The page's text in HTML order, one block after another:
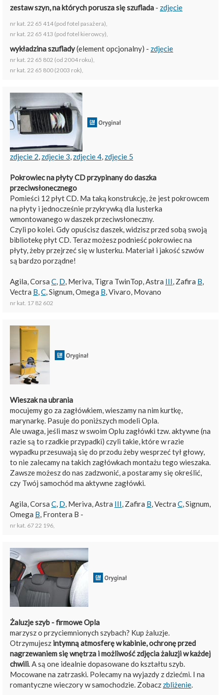
zestaw szyn, na których porusza się szuflada - zdjęcie
nr kat. 22 65 414 (pod fotel pasażera),
nr kat. 22 65 413 (pod fotel kierowcy),
wykładzina szuflady(element opcjonalny) - zdjęcie
nr kat. 22 65 802 (od 2004 roku),
nr kat. 22 65 800 (2003 rok),
zdjęcie 2, zdjęcie 3, zdjęcie 4, zdjęcie 5
Pokrowiec na płyty CD przypinany do daszka
przeciwsłonecznego
Pomieści 12 płyt CD. Ma taką konstrukcję, że jest pokrowcem
na płyty i jednocześnie przykrywką dla lusterka
wmontowanego w daszek przeciwsłoneczny.
Czyli po kolei. Gdy opuścisz daszek, widzisz przed sobą swoją
bibliotekę płyt CD. Teraz możesz podnieść pokrowiec na
płyty, żeby przejrzeć się w lusterku. Materiał i jakość szwów
są bardzo porządne!
Agila, Corsa C, D, Meriva, Tigra TwinTop, Astra III, Zafira B,
Vectra B,C, Signum, Omega B, Vivaro, Movano
nr kat. 17 82 602
Wieszak na ubrania
mocujemy go za zagłówkiem, wieszamy na nim kurtkę,
marynarkę. Pasuje do poniższych modeli Opla.
Ale uwaga, jeśli masz w swoim Oplu zagłówki tzw. aktywne (na
razie są to rzadkie przypadki) czyli takie, które w razie
wypadku przesuwają się do przodu żeby wesprzeć tył głowy,
to nie zalecamy na takich zagłówkach montażu tego wieszaka.
Zawsze możesz do nas zadzwonić, a postaramy się określić,
czy Twój samochód ma aktywne zagłówki.
Agila, Corsa C, D, Meriva, Astra III, Zafira B, Vectra C, Signum,
Omega B, Frontera B -
nr kat. 67 22 196,
Żaluzje szyb - firmowe Opla
marzysz o przyciemnionych szybach? Kup żaluzje.
Otrzymujesz intymną atmosferę w kabinie, ochronę przed
nagrzewaniem się wnętrza i możliwość zdjęcia żaluzji w każdej
chwili. A są one idealnie dopasowane do kształtu szyb.
Mocowane na zatrzaski. Polecamy na wyjazdy z dziećmi. I na
romantyczne wieczory w samochodzie. Zobacz zbliżenie.